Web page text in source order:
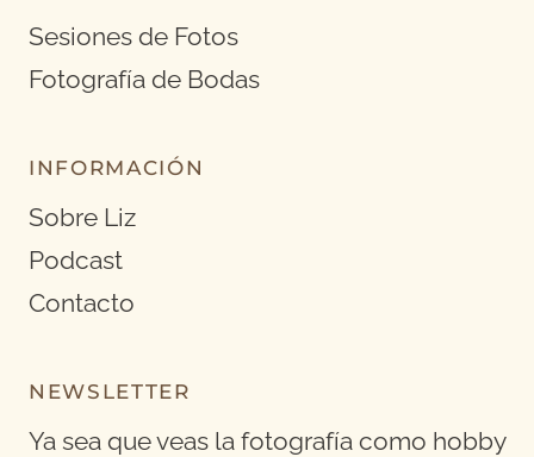
Sesiones de Fotos
Fotografía de Bodas
INFORMACIÓN
Sobre Liz
Podcast
Contacto
NEWSLETTER
Ya sea que veas la fotografía como hobby